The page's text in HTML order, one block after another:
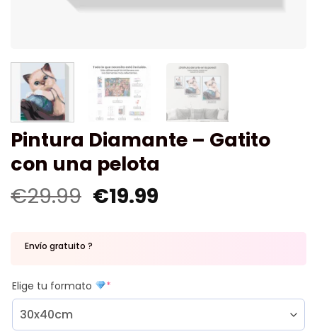
Pintura Diamante – Gatito
con una pelota
€29.99 €19.99
Envío gratuito ?
Elige tu formato *